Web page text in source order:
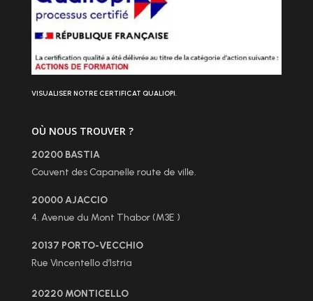
VISUALISER NOTRE CERTIFICAT QUALIOPI.
OÙ NOUS TROUVER ?
20200 BASTIA
Couvent des Capanelle route de ville.
20000 AJACCIO
4. Avenue du Mont Thabor (M3E )
20137 PORTO-VECCHIO
Rue Vincentello d’Istria
20220 MONTICELLO